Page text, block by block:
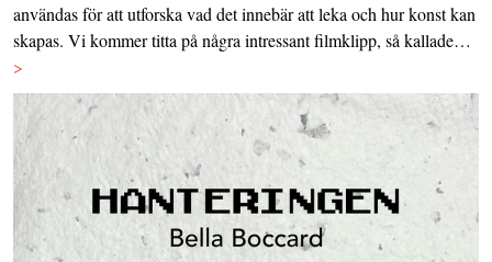
användas för att utforska vad det innebär att leka och hur konst kan
skapas. Vi kommer titta på några intressant filmklipp, så kallade…
>